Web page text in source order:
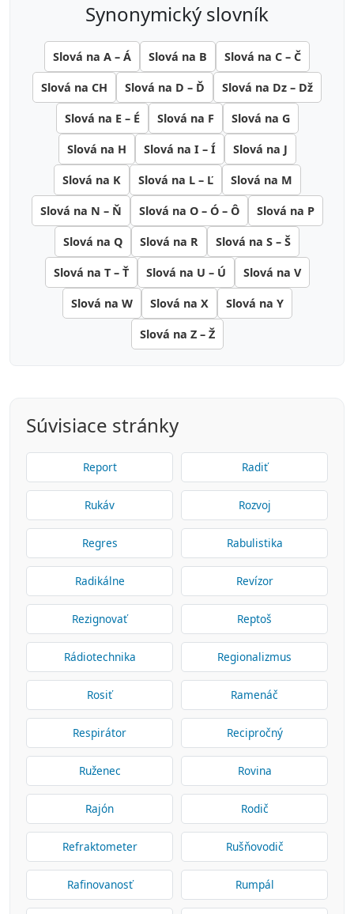
synonymický slovník
Slová na A – Á Slová na B Slová na C – Č
Slová na CH Slová na D – Ď Slová na Dz – Dž
Slová na E – É Slová na F Slová na G
Slová na H Slová na I – Í Slová na J
Slová na K Slová na L – Ľ Slová na M
Slová na N – Ň Slová na O – Ó – Ô Slová na P
Slová na Q Slová na R Slová na S – Š
Slová na T – Ť Slová na U – Ú Slová na V
Slová na W Slová na X Slová na Y
Slová na Z – Ž
Súvisiace stránky
Report Radiť
Rukáv Rozvoj
Regres Rabulistika
Radikálne Revízor
Rezignovať Reptoš
Rádiotechnika Regionalizmus
Rosiť Ramenáč
Respirátor Recipročný
Ruženec Rovina
Rajón Rodič
Refraktometer Rušňovodič
Rafinovanosť Rumpál